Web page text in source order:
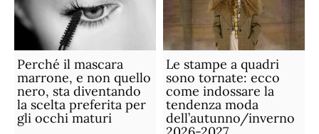
Perché il mascara
marrone, e non quello
nero, sta diventando
la scelta preferita per
gli occhi maturi
Le stampe a quadri
sono tornate: ecco
come indossare la
tendenza moda
dell’autunno/inverno